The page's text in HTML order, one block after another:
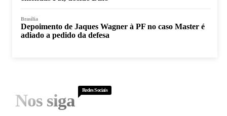
Brasília
Depoimento de Jaques Wagner à PF no caso Master é
adiado a pedido da defesa
Nos siga
Redes Sociais